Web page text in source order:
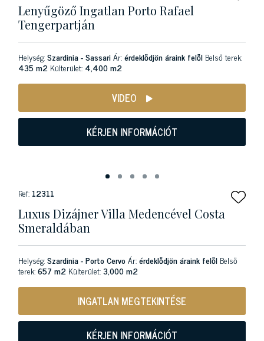
Lenyűgöző Ingatlan Porto Rafael
Tengerpartján
Helység:Szardinia - SassariÁr:érdeklődjön áraink felől Belső terek:
435 m2 Külterület: 4,400 m2
VIDEO
KÉRJEN INFORMÁCIÓT
Ref: 12311
Luxus Dizájner Villa Medencével Costa
Smeraldában
Helység:Szardinia - Porto CervoÁr:érdeklődjön áraink felől Belső
terek:657 m2 Külterület:3,000 m2
INGATLAN MEGTEKINTÉSE
KÉRJEN INFORMÁCIÓT